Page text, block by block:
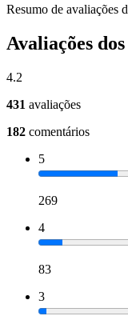
Resumo de avaliações
Avaliações
4.2
431 avaliações
182 comentários
5
269
4
83
3